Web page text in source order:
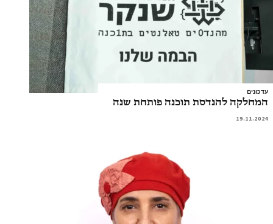
עדכונים
המחלקה להנדסת תוכנה פותחת שנה
19.11.2024